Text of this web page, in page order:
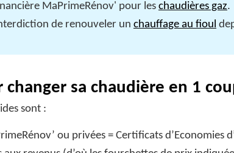
MaPrimeRénov' pour les chaudières gaz.
de renouveler un chauffage au fioul
changer sa chaudière en 1
sont :
ou privées = Certificats d’Economies